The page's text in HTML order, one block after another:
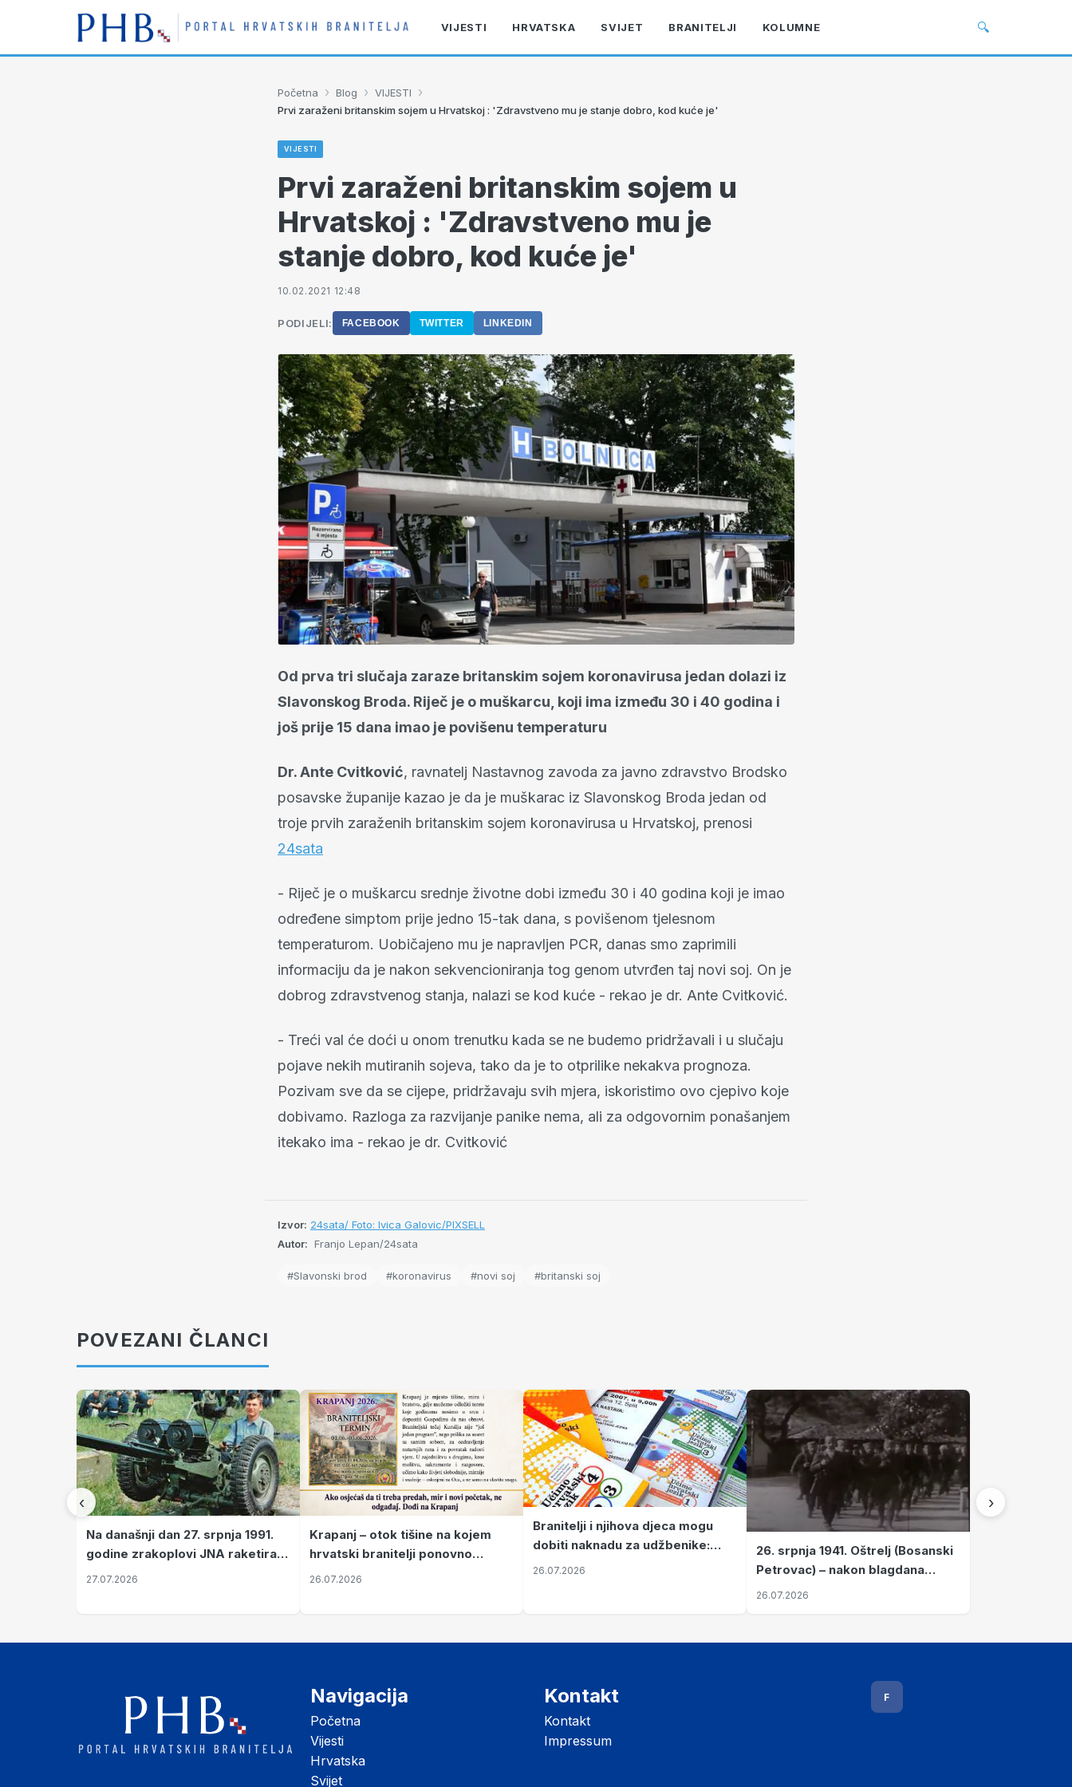
VIJESTI HRVATSKA SVIJET BRANITELJI KOLUMNE 🔍
Početna › Blog › VIJESTI ›
Prvi zaraženi britanskim sojem u Hrvatskoj : 'Zdravstveno mu je stanje dobro, kod kuće je'
VIJESTI
Prvi zaraženi britanskim sojem u
Hrvatskoj : 'Zdravstveno mu je
stanje dobro, kod kuće je'
10.02.2021 12:48
PODIJELI: FACEBOOK TWITTER LINKEDIN
Od prva tri slučaja zaraze britanskim sojem koronavirusa jedan dolazi iz
Slavonskog Broda. Riječ je o muškarcu, koji ima između 30 i 40 godina i
još prije 15 dana imao je povišenu temperaturu
Dr. Ante Cvitković, ravnatelj Nastavnog zavoda za javno zdravstvo Brodsko
posavske županije kazao je da je muškarac iz Slavonskog Broda jedan od
troje prvih zaraženih britanskim sojem koronavirusa u Hrvatskoj, prenosi
24sata
- Riječ je o muškarcu srednje životne dobi između 30 i 40 godina koji je imao
određene simptom prije jedno 15-tak dana, s povišenom tjelesnom
temperaturom. Uobičajeno mu je napravljen PCR, danas smo zaprimili
informaciju da je nakon sekvencioniranja tog genom utvrđen taj novi soj. On je
dobrog zdravstvenog stanja, nalazi se kod kuće - rekao je dr. Ante Cvitković.
- Treći val će doći u onom trenutku kada se ne budemo pridržavali i u slučaju
pojave nekih mutiranih sojeva, tako da je to otprilike nekakva prognoza.
Pozivam sve da se cijepe, pridržavaju svih mjera, iskoristimo ovo cjepivo koje
dobivamo. Razloga za razvijanje panike nema, ali za odgovornim ponašanjem
itekako ima - rekao je dr. Cvitković
Izvor: 24sata/ Foto: Ivica Galovic/PIXSELL
Autor: Franjo Lepan/24sata
#Slavonski brod #koronavirus #novi soj #britanski soj
POVEZANI ČLANCI
‹
Na današnji dan 27. srpnja 1991.
godine zrakoplovi JNA raketirali
su vojarnu i obučni centar "Nikola
27.07.2026
Krapanj – otok tišine na kojem
hrvatski branitelji ponovno
pronalaze mir
26.07.2026
Branitelji i njihova djeca mogu
dobiti naknadu za udžbenike:
zahtjevi se podnose do 31.
26.07.2026
26. srpnja 1941. Oštrelj (Bosanski
Petrovac) – nakon blagdana
Svete Ane izvršen napad srpskih
26.07.2026
›
Navigacija
Početna
Vijesti
Hrvatska
Svijet
Kontakt
Kontakt
Impressum
F